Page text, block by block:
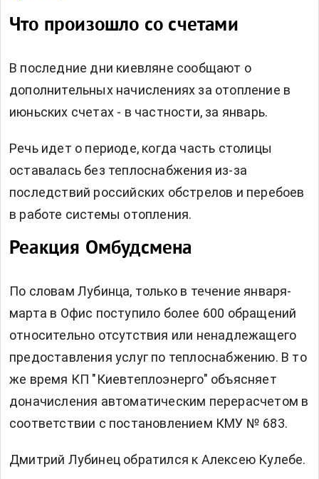
Что произошло со счетами
В последние дни киевляне сообщают о
дополнительных начислениях за отопление в
июньских счетах - в частности, за январь.
Речь идет о периоде, когда часть столицы
оставалась без теплоснабжения из-за
последствий российских обстрелов и перебоев
в работе системы отопления.
Реакция Омбудсмена
По словам Лубинца, только в течение января-
марта в Офис поступило более 600 обращений
относительно отсутствия или ненадлежащего
предоставления услуг по теплоснабжению. В то
же время КП "Киевтеплоэнерго" объясняет
доначисления автоматическим перерасчетом в
соответствии с постановлением КМУ № 683.
Дмитрий Лубинец обратился к Алексею Кулебе.